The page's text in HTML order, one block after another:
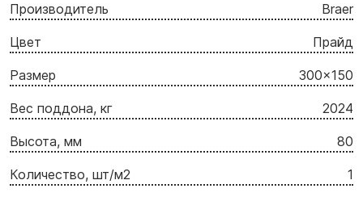
Производитель Braer
Цвет Прайд
Размер 300x150
Вес поддона, кг 2024
Высота, мм 80
Количество, шт/м2 1